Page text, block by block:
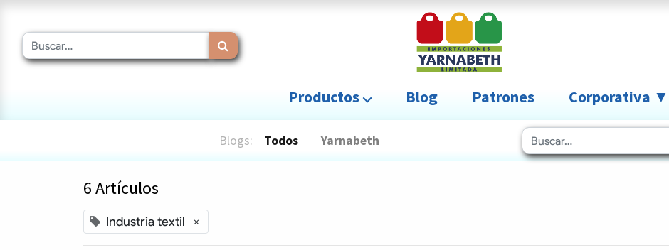
Productos ⌵ Blog Patrones Corporativa ▼
Blogs: Todos Yarnabeth
6 Artículos
Industria textil ×